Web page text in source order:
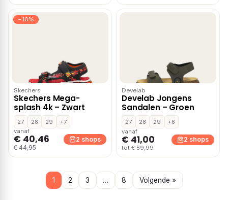
−10%
Skechers
Skechers Mega-
splash 4k – Zwart
27 28 29
+7
vanaf
€ 40,46
€ 44,95
2 shops
Develab
Develab Jongens
Sandalen – Groen
27 28 29
+6
vanaf
€ 41,00
tot € 59,99
2 shops
1 2 3 … 8 Volgende »